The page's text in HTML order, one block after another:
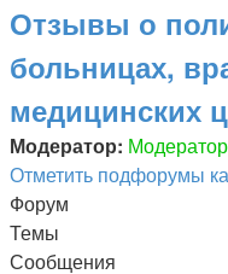
Отзывы о
больницах,
медицинских
Модератор:
Отметить подфорумы
Форум
Темы
Сообщения